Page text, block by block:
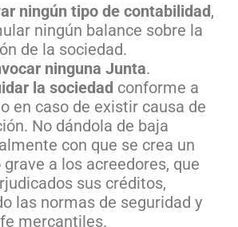
ningún tipo de contabilidad,
ningún balance sobre la
de la sociedad.
ninguna Junta.
la sociedad conforme a
en caso de existir causa de
No dándola de baja
con que se crea un
grave a los acreedores, que
sus créditos,
las normas de seguridad y
mercantiles.